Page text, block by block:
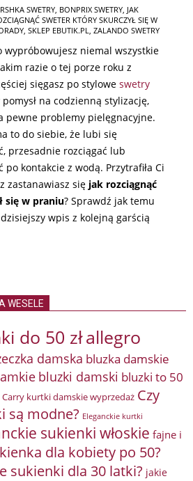
SWETRY, BONPRIX SWETRY, JAK
SWETER KTÓRY SKURCZYŁ SIĘ W
, SKLEP EBUTIK.PL, ZALANDO SWETRY
wypróbowujesz niemal wszystkie
razie o tej porze roku z
sięgasz po stylowe swetry
na codzienną stylizację,
pewne problemy pielęgnacyjne.
to do siebie, że lubi się
przesadnie rozciągać lub
po kontakcie z wodą. Przytrafiła Ci
zastanawiasz się jak rozciągnąć
się w praniu? Sprawdź jak temu
wpis z kolejną garścią
WESELE
do 50 złallegro
damska bluzka damskie
bluzki damski bluzki to 50
Carry kurtki damskie wyprzedaż Czy
są modne? Eleganckie kurtki
sukienki włoskie fajne i
dla kobiety po 50?
sukienki dla 30 latki? jakie